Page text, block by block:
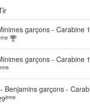
garçons - Carabine
garçons - Carabine
- Benjamins garçons -
ème